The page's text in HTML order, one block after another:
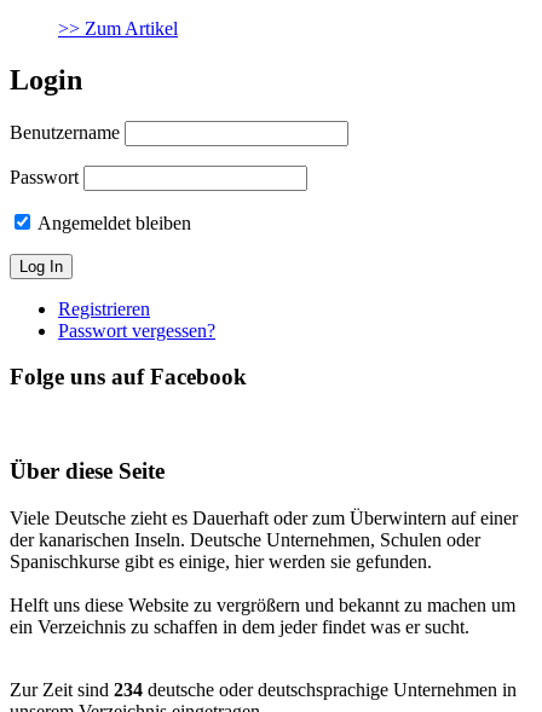
>> Zum Artikel
Login
Benutzername
Passwort
Angemeldet bleiben
Registrieren
Passwort vergessen?
Folge uns auf Facebook
Über diese Seite
Viele Deutsche zieht es Dauerhaft oder zum Überwintern auf einer
der kanarischen Inseln. Deutsche Unternehmen, Schulen oder
Spanischkurse gibt es einige, hier werden sie gefunden.
Helft uns diese Website zu vergrößern und bekannt zu machen um
ein Verzeichnis zu schaffen in dem jeder findet was er sucht.
Zur Zeit sind 234 deutsche oder deutschsprachige Unternehmen in